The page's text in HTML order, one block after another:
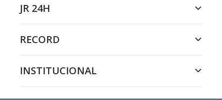
JR 24H
RECORD
INSTITUCIONAL